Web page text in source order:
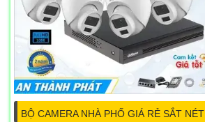
BỘ CAMERA NHÀ PHỐ GIÁ RẺ SẮT NÉT